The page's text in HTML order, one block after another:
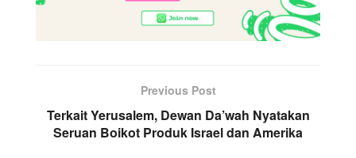
Previous Post
Terkait Yerusalem, Dewan Da’wah Nyatakan
Seruan Boikot Produk Israel dan Amerika